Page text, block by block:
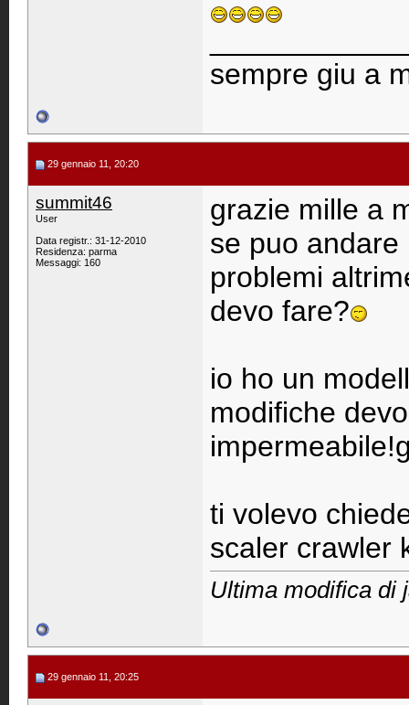
sempre giu a
29 gennaio 11, 20:20
summit46
User
Data registr.: 31-12-2010
Residenza: parma
Messaggi: 160
grazie mille a
se puo
problemi
devo fare?
io ho un
modifiche
ti volevo
scaler crawler
Ultima modifica di
29 gennaio 11, 20:25